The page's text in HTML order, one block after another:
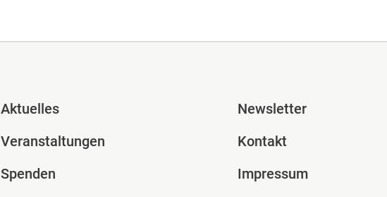
Fusszeile Spalte 2
Aktuelles
Veranstaltungen
Spenden
Fusszeile
Newsletter
Kontakt
Impressum